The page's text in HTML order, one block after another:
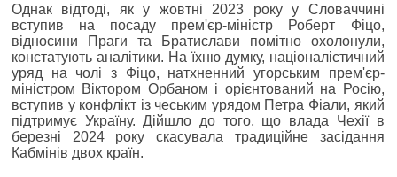
Однак відтоді, як у жовтні 2023 року у Словаччині
вступив на посаду прем'єр-міністр Роберт Фіцо,
відносини Праги та Братислави помітно охолонули,
констатують аналітики. На їхню думку, націоналістичний
уряд на чолі з Фіцо, натхненний угорським прем'єр-
міністром Віктором Орбаном і орієнтований на Росію,
вступив у конфлікт із чеським урядом Петра Фіали, який
підтримує Україну. Дійшло до того, що влада Чехії в
березні 2024 року скасувала традиційне засідання
Кабмінів двох країн.